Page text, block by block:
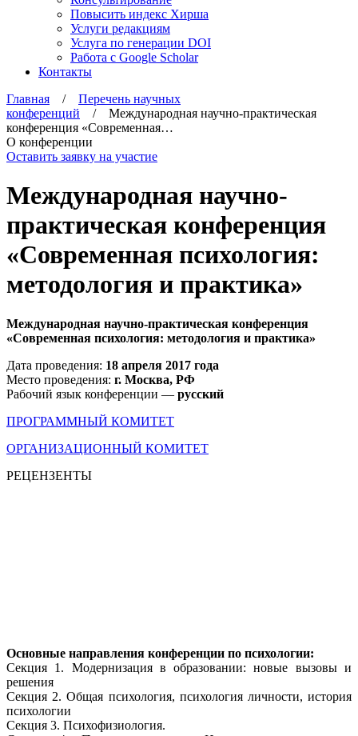
Повысить индекс Хирша
Услуги редакциям
Услуга по генерации DOI
Работа с Google Scholar
Контакты
Главная / Перечень научных
конференций / Международная научно-практическая
конференция «Современная…
О конференции
Оставить заявку на участие
Международная научно-
практическая конференция
«Современная психология:
методология и практика»
Международная научно-практическая конференция
«Современная психология: методология и практика»
Дата проведения: 18 апреля 2017 года
Место проведения: г. Москва, РФ
Рабочий язык конференции — русский
ПРОГРАММНЫЙ КОМИТЕТ
ОРГАНИЗАЦИОННЫЙ КОМИТЕТ
РЕЦЕНЗЕНТЫ
Основные направления конференции по психологии:
Секция 1. Модернизация в образовании: новые вызовы и
решения
Секция 2. Общая психология, психология личности, история
психологии
Секция 3. Психофизиология.